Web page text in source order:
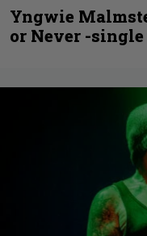
Yngwie
or Never -